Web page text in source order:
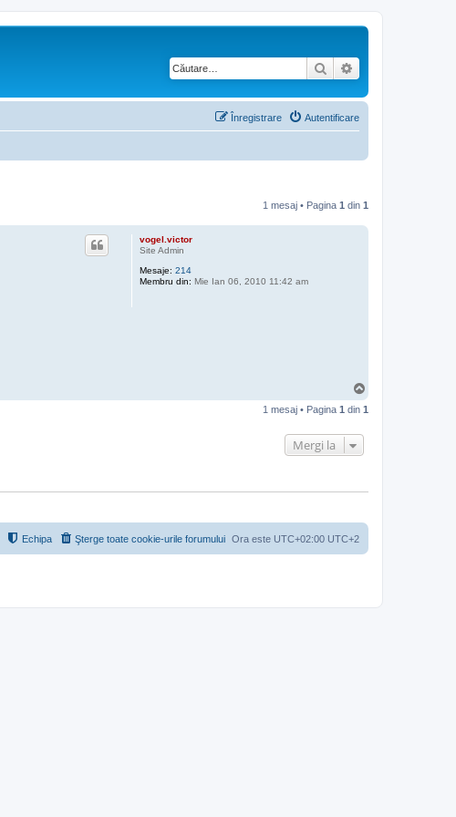
Căutare
Autentificare
Înregistrare
1 mesaj • Pagina 1 din 1
vogel.victor
Site Admin
Mesaje: 214
Membru din: Mie Ian 06, 2010 11:42 am
s
1 mesaj • Pagina 1 din 1
Mergi la
Ora este UTC+02:00 UTC+2
Şterge toate cookie-urile forumului
Echipa